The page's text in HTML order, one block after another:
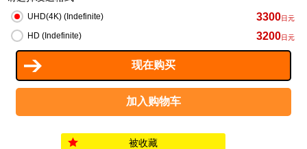
UHD(4K) (Indefinite) 3300日元
HD (Indefinite) 3200日元
被收藏